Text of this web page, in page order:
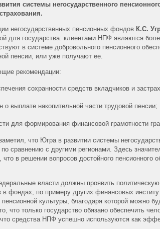
системы негосударственного
негосударственных пенсионных фондов К.С.
для государства: клиентами НПФ являются
в системе добровольного пенсионного
пенсии, или уже получают ее.
рекомендации:
сохранности средств вкладчиков и
о выплате накопительной части трудовой пенсии;
для формирования финансовой грамотности
что Югра в развитии системы
сравнению с другими регионами. Здесь
в решении вопросов достойного пенсионного
власти должны проявить
в фондах, по примеру других финансовых
культуры, благодаря которой можно
что только государство обязано обеспечить
средства НПФ успешно используются как